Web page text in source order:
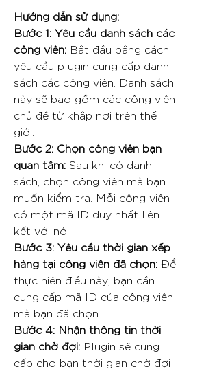
Hướng dẫn sử dụng:
Bước 1: Yêu cầu danh sách các
công viên: Bắt đầu bằng cách
yêu cầu plugin cung cấp danh
sách các công viên. Danh sách
này sẽ bao gồm các công viên
chủ đề từ khắp nơi trên thế
giới.
Bước 2: Chọn công viên bạn
quan tâm: Sau khi có danh
sách, chọn công viên mà bạn
muốn kiểm tra. Mỗi công viên
có một mã ID duy nhất liên
kết với nó.
Bước 3: Yêu cầu thời gian xếp
hàng tại công viên đã chọn: Để
thực hiện điều này, bạn cần
cung cấp mã ID của công viên
mà bạn đã chọn.
Bước 4: Nhận thông tin thời
gian chờ đợi: Plugin sẽ cung
cấp cho bạn thời gian chờ đợi